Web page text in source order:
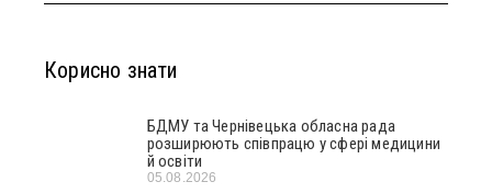
Корисно знати
БДМУ та Чернівецька обласна рада
розширюють співпрацю у сфері медицини
й освіти
05.08.2026